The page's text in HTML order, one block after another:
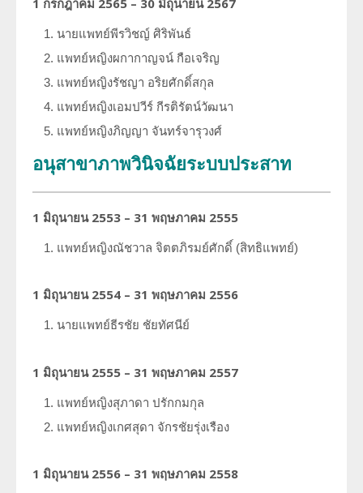
นายแพทย์พีรวิชญ์ ศิริพันธ์
แพทย์หญิงผกากาญจน์ กือเจริญ
แพทย์หญิงรัชญา อริยศักดิ์สกุล
แพทย์หญิงเอมปวีร์ กีรติรัตน์วัฒนา
แพทย์หญิงภิญญา จันทร์จารุวงศ์
อนุสาขาภาพวินิจฉัยระบบประสาท
1 มิถุนายน 2553 – 31 พฤษภาคม 2555
แพทย์หญิงณัชวาล จิตตภิรมย์ศักดิ์ (สิทธิแพทย์)
1 มิถุนายน 2554 – 31 พฤษภาคม 2556
นายแพทย์ธีรชัย ชัยทัศนีย์
1 มิถุนายน 2555 – 31 พฤษภาคม 2557
แพทย์หญิงสุภาดา ปรักกมกุล
แพทย์หญิงเกศสุดา จักรชัยรุ่งเรือง
1 มิถุนายน 2556 – 31 พฤษภาคม 2558